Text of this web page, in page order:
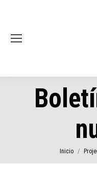
Estás aquí:
Inicio